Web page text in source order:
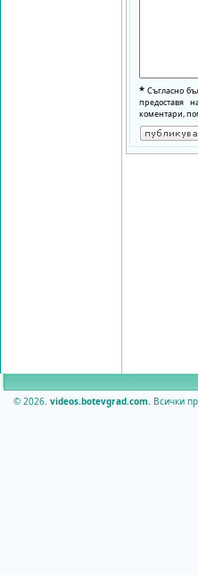
* Съгласно
предоставя
коментари,
© 2026. videos.botevgrad.com. Всички